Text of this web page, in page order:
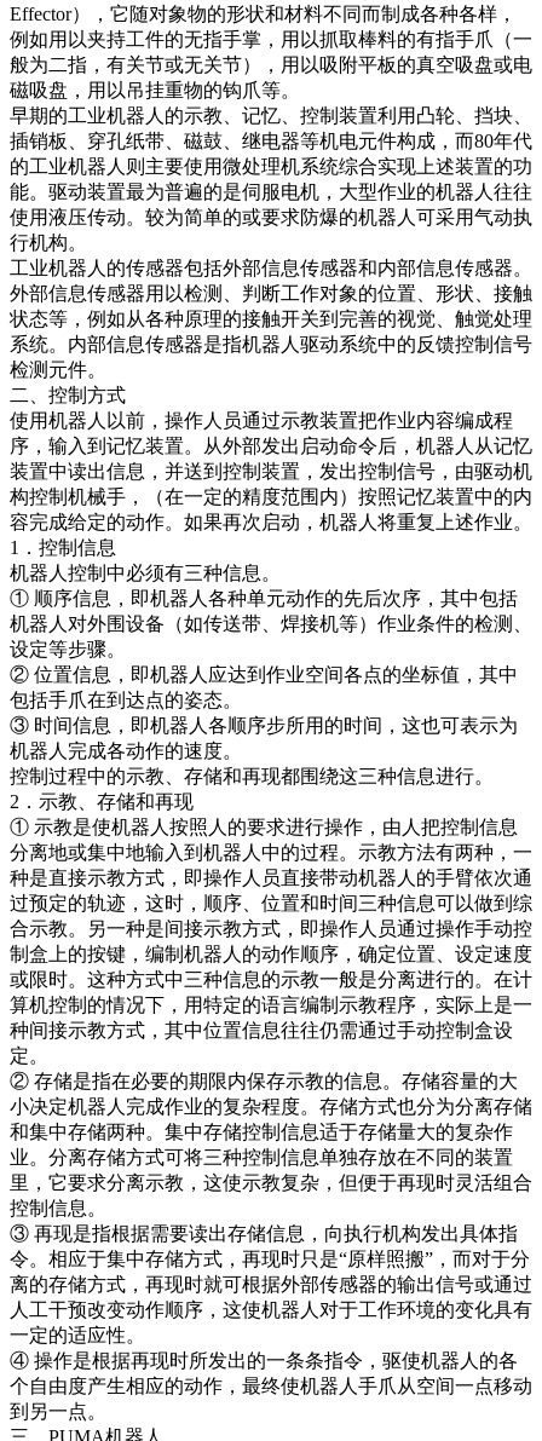
Effector），它随对象物的形状和材料不同而制成各种各样，
例如用以夹持工件的无指手掌，用以抓取棒料的有指手爪（一
般为二指，有关节或无关节），用以吸附平板的真空吸盘或电
磁吸盘，用以吊挂重物的钩爪等。
早期的工业机器人的示教、记忆、控制装置利用凸轮、挡块、
插销板、穿孔纸带、磁鼓、继电器等机电元件构成，而80年代
的工业机器人则主要使用微处理机系统综合实现上述装置的功
能。驱动装置最为普遍的是伺服电机，大型作业的机器人往往
使用液压传动。较为简单的或要求防爆的机器人可采用气动执
行机构。
工业机器人的传感器包括外部信息传感器和内部信息传感器。
外部信息传感器用以检测、判断工作对象的位置、形状、接触
状态等，例如从各种原理的接触开关到完善的视觉、触觉处理
系统。内部信息传感器是指机器人驱动系统中的反馈控制信号
检测元件。
二、控制方式
使用机器人以前，操作人员通过示教装置把作业内容编成程
序，输入到记忆装置。从外部发出启动命令后，机器人从记忆
装置中读出信息，并送到控制装置，发出控制信号，由驱动机
构控制机械手，（在一定的精度范围内）按照记忆装置中的内
容完成给定的动作。如果再次启动，机器人将重复上述作业。
1．控制信息
机器人控制中必须有三种信息。
① 顺序信息，即机器人各种单元动作的先后次序，其中包括
机器人对外围设备（如传送带、焊接机等）作业条件的检测、
设定等步骤。
② 位置信息，即机器人应达到作业空间各点的坐标值，其中
包括手爪在到达点的姿态。
③ 时间信息，即机器人各顺序步所用的时间，这也可表示为
机器人完成各动作的速度。
控制过程中的示教、存储和再现都围绕这三种信息进行。
2．示教、存储和再现
① 示教是使机器人按照人的要求进行操作，由人把控制信息
分离地或集中地输入到机器人中的过程。示教方法有两种，一
种是直接示教方式，即操作人员直接带动机器人的手臂依次通
过预定的轨迹，这时，顺序、位置和时间三种信息可以做到综
合示教。另一种是间接示教方式，即操作人员通过操作手动控
制盒上的按键，编制机器人的动作顺序，确定位置、设定速度
或限时。这种方式中三种信息的示教一般是分离进行的。在计
算机控制的情况下，用特定的语言编制示教程序，实际上是一
种间接示教方式，其中位置信息往往仍需通过手动控制盒设
定。
② 存储是指在必要的期限内保存示教的信息。存储容量的大
小决定机器人完成作业的复杂程度。存储方式也分为分离存储
和集中存储两种。集中存储控制信息适于存储量大的复杂作
业。分离存储方式可将三种控制信息单独存放在不同的装置
里，它要求分离示教，这使示教复杂，但便于再现时灵活组合
控制信息。
③ 再现是指根据需要读出存储信息，向执行机构发出具体指
令。相应于集中存储方式，再现时只是“原样照搬”，而对于分
离的存储方式，再现时就可根据外部传感器的输出信号或通过
人工干预改变动作顺序，这使机器人对于工作环境的变化具有
一定的适应性。
④ 操作是根据再现时所发出的一条条指令，驱使机器人的各
个自由度产生相应的动作，最终使机器人手爪从空间一点移动
到另一点。
三、PUMA机器人